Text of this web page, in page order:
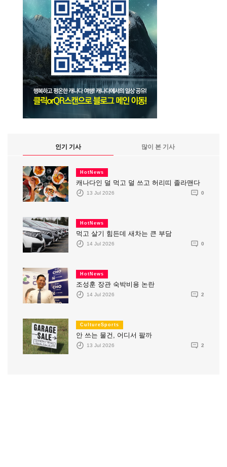
인기 기사 많이 본 기사
HotNews
캐나다인 덜 먹고 덜 쓰고 허리띠 졸라맨다
13 Jul 2026 0
HotNews
먹고 살기 힘든데 새차는 큰 부담
14 Jul 2026 0
HotNews
조성훈 장관 숙박비용 논란
14 Jul 2026 2
CultureSports
안 쓰는 물건, 어디서 팔까
13 Jul 2026 2